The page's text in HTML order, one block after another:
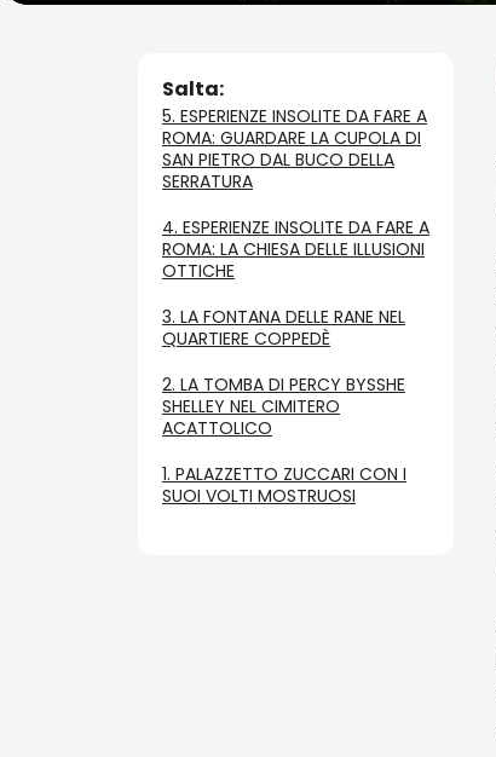
Salta:
5. ESPERIENZE INSOLITE DA FARE A
ROMA: GUARDARE LA CUPOLA DI
SAN PIETRO DAL BUCO DELLA
SERRATURA
4. ESPERIENZE INSOLITE DA FARE A
ROMA: LA CHIESA DELLE ILLUSIONI
OTTICHE
3. LA FONTANA DELLE RANE NEL
QUARTIERE COPPEDÈ
2. LA TOMBA DI PERCY BYSSHE
SHELLEY NEL CIMITERO
ACATTOLICO
1. PALAZZETTO ZUCCARI CON I
SUOI VOLTI MOSTRUOSI